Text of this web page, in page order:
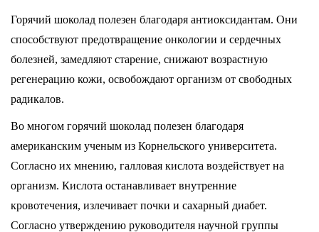
Горячий шоколад полезен благодаря антиоксидантам. Они
способствуют предотвращение онкологии и сердечных
болезней, замедляют старение, снижают возрастную
регенерацию кожи, освобождают организм от свободных
радикалов.
Во многом горячий шоколад полезен благодаря
американским ученым из Корнельского университета.
Согласно их мнению, галловая кислота воздействует на
организм. Кислота останавливает внутренние
кровотечения, излечивает почки и сахарный диабет.
Согласно утверждению руководителя научной группы